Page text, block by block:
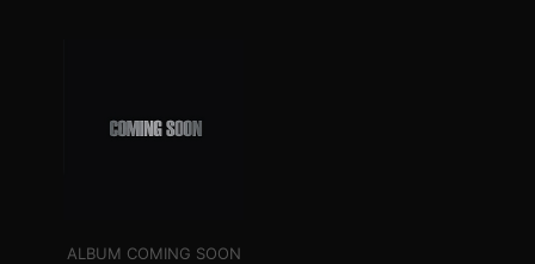
ALBUM COMING SOON